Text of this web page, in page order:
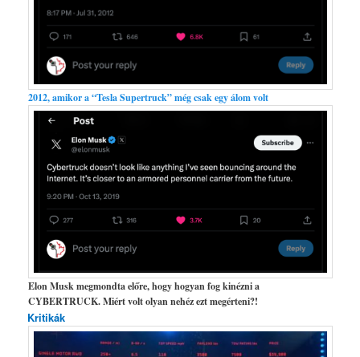
2012, amikor a “Tesla Supertruck” még csak egy álom volt
Elon Musk megmondta előre, hogy hogyan fog kinézni a
CYBERTRUCK. Miért volt olyan nehéz ezt megérteni?!
Kritikák